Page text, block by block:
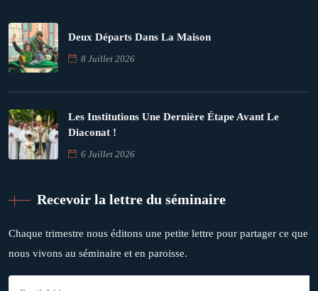
Deux Départs Dans La Maison
8 Juillet 2026
Les Institutions Une Dernière Étape Avant Le
Diaconat !
6 Juillet 2026
Recevoir la lettre du séminaire
Chaque trimestre nous éditons une petite lettre pour partager ce que
nous vivons au séminaire et en paroisse.